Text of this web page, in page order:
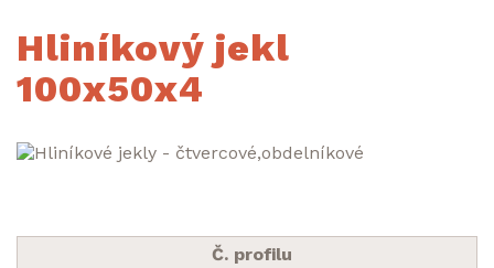
Hliníkový jekl
100x50x4